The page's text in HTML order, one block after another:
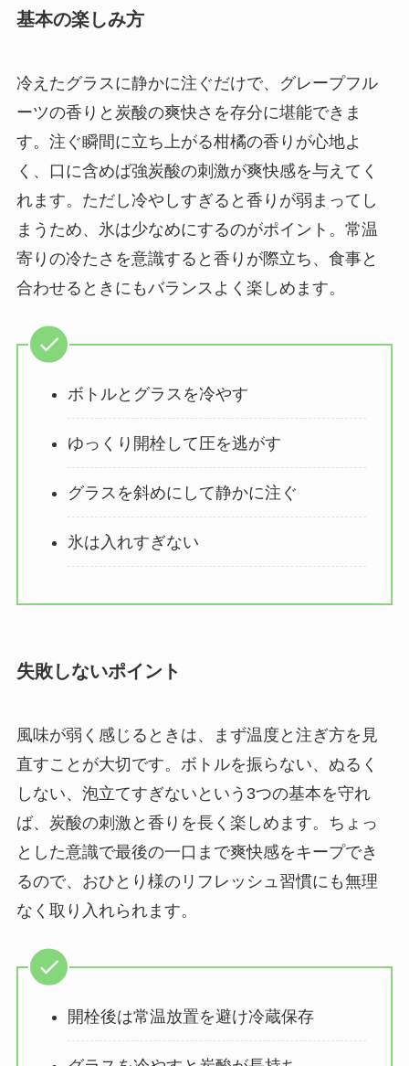
基本の楽しみ方
冷えたグラスに静かに注ぐだけで、グレープフル
ーツの香りと炭酸の爽快さを存分に堪能できま
す。注ぐ瞬間に立ち上がる柑橘の香りが心地よ
く、口に含めば強炭酸の刺激が爽快感を与えてく
れます。ただし冷やしすぎると香りが弱まってし
まうため、氷は少なめにするのがポイント。常温
寄りの冷たさを意識すると香りが際立ち、食事と
合わせるときにもバランスよく楽しめます。
ボトルとグラスを冷やす
ゆっくり開栓して圧を逃がす
グラスを斜めにして静かに注ぐ
氷は入れすぎない
失敗しないポイント
風味が弱く感じるときは、まず温度と注ぎ方を見
直すことが大切です。ボトルを振らない、ぬるく
しない、泡立てすぎないという3つの基本を守れ
ば、炭酸の刺激と香りを長く楽しめます。ちょっ
とした意識で最後の一口まで爽快感をキープでき
るので、おひとり様のリフレッシュ習慣にも無理
なく取り入れられます。
開栓後は常温放置を避け冷蔵保存